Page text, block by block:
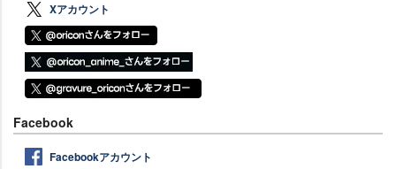
Xアカウント
Facebook
Facebookアカウント